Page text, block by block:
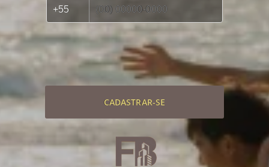
CADASTRAR-SE